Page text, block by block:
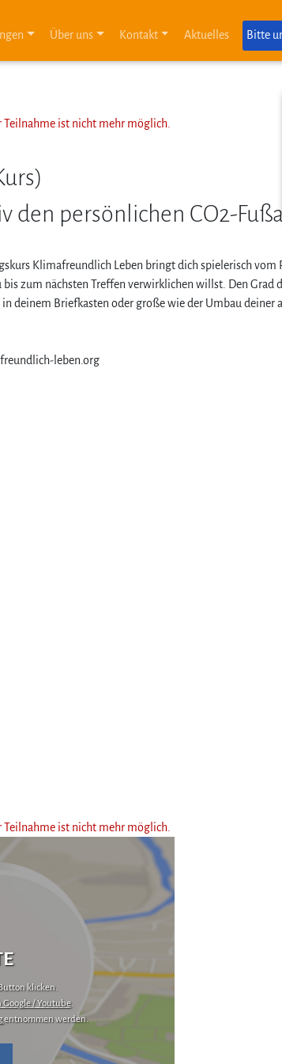
Über uns Kontakt Aktuelles Bitte
Teilnahme ist nicht mehr möglich.
persönlichen CO2-
Klimafreundlich Leben bringt dich spielerisch vom
zum nächsten Treffen verwirklichen willst. Den
deinem Briefkasten oder große wie der Umbau deiner
leben.org
ist nicht mehr möglich.
klicken.
/ Youtube.
entnommen werden.